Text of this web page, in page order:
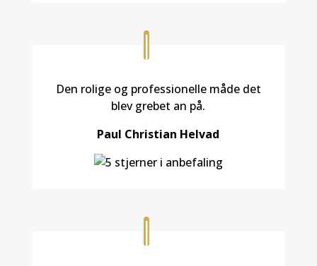
Den rolige og professionelle måde det
blev grebet an på.
Paul Christian Helvad